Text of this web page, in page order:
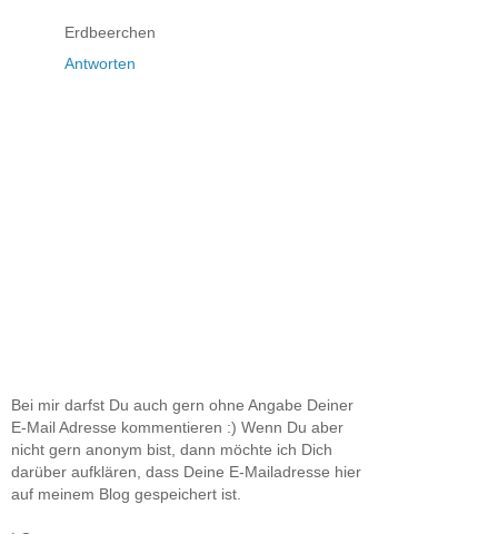
Erdbeerchen
Antworten
Bei mir darfst Du auch gern ohne Angabe Deiner
E-Mail Adresse kommentieren :) Wenn Du aber
nicht gern anonym bist, dann möchte ich Dich
darüber aufklären, dass Deine E-Mailadresse hier
auf meinem Blog gespeichert ist.